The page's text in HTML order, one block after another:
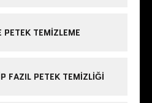
PETEK TEMIZLEME
FAZIL PETEK TEMIZLIĞI